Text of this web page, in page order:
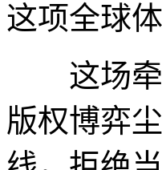
这项全球
这场牵
版权博弈